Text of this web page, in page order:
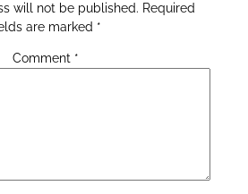
will not be published. Required
are marked *
Comment *